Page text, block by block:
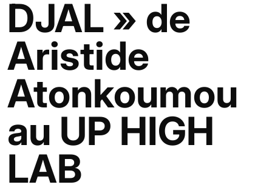
DJAL » de
Aristide
Atonkoumou
au UP HIGH
LAB